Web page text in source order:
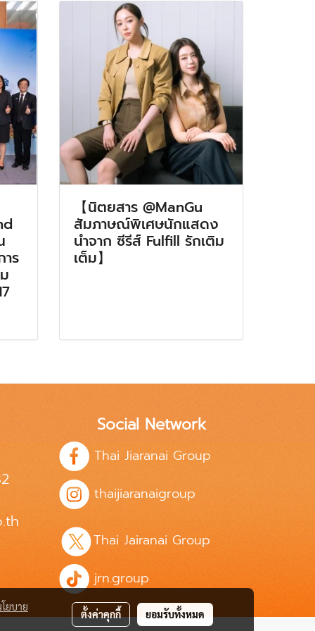
ร
【นิตยสาร @ManGu
สัมภาษณ์พิเศษนักแสดง
นำจาก ซีรีส์ Fulfill รักเติม
เต็ม】
Social Network
Thai Jiaranai Group
thaijiaranaigroup
Thai Jairanai Group
jrn.group
ยบาย
ตั้งค่าคุกกี้ ยอมรับทั้งหมด